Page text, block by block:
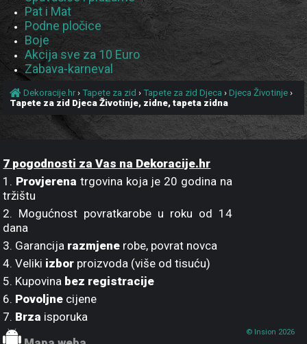
Pat i Mat
Podne pločice
Boje
Akcija sve za 10 Euro
Zabava-karneval
Dekoracije.hr›Tapete za zid ›Tapete za zid Djeca ›Djeca Životinje ›
Tapete za zid Djeca Životinje, zidne, tapeta zidna
7 pogodnosti za Vas na Dekoracije.hr
1. Provjerena trgovina koja je 20 godina na
tržištu
2. Mogućnost povratkarobe u roku od 14
dana
3. Garancija razmjene robe, povrat novca
4. Veliki izbor proizvoda (više od tisuću)
5. Kupovina bez registracije
6. Povoljne cijene
7. Brza isporuka
© Insion 2026